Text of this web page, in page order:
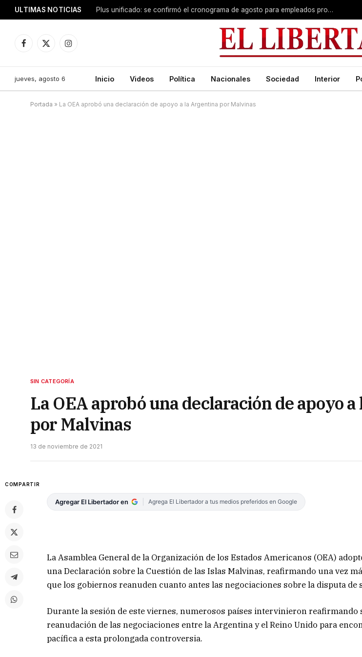
ULTIMAS NOTICIAS Plus unificado: se confirmó el cronograma de agosto para empleados provinciales
Facebook
X
Instagram
jueves, agosto 6 Inicio Videos Política Nacionales Sociedad Interior
Portada » La OEA aprobó una declaración de apoyo a la Argentina por Malvinas
SIN CATEGORÍA
La OEA aprobó una declaración de apoyo
por Malvinas
13 de noviembre de 2021
COMPARTIR
Agregar El Libertador en Agrega El Libertador a tus medios preferidos en Google
La Asamblea General de la Organización de los Estados Americanos (OEA)
una Declaración sobre la Cuestión de las Islas Malvinas, reafirmando una vez
que los gobiernos reanuden cuanto antes las negociaciones sobre la disputa de
Durante la sesión de este viernes, numerosos países intervinieron reafirmando
reanudación de las negociaciones entre la Argentina y el Reino Unido para
pacífica a esta prolongada controversia.